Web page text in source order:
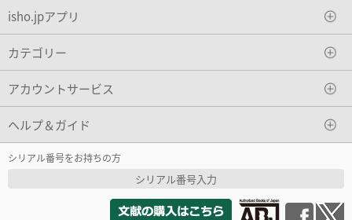
isho.jpアプリ
カテゴリー
アカウントサービス
ヘルプ＆ガイド
シリアル番号をお持ちの方
シリアル番号入力